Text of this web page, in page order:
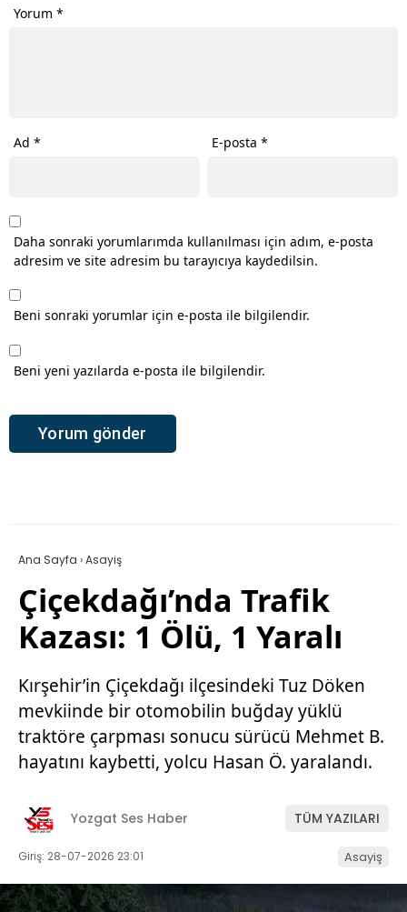
Yorum *
Ad * E-posta*
Daha sonraki yorumlarımda kullanılması için adım, e-posta
adresim ve site adresim bu tarayıcıya kaydedilsin.
Beni sonraki yorumlar için e-posta ile bilgilendir.
Beni yeni yazılarda e-posta ile bilgilendir.
Ana Sayfa ›Asayiş
Çiçekdağı’nda Trafik
Kazası: 1 Ölü, 1 Yaralı
Kırşehir’in Çiçekdağı ilçesindeki Tuz Döken
mevkiinde bir otomobilin buğday yüklü
traktöre çarpması sonucu sürücü Mehmet B.
hayatını kaybetti, yolcu Hasan Ö. yaralandı.
Yozgat Ses Haber TÜM YAZILARI
Giriş: 28-07-2026 23:01 Asayiş